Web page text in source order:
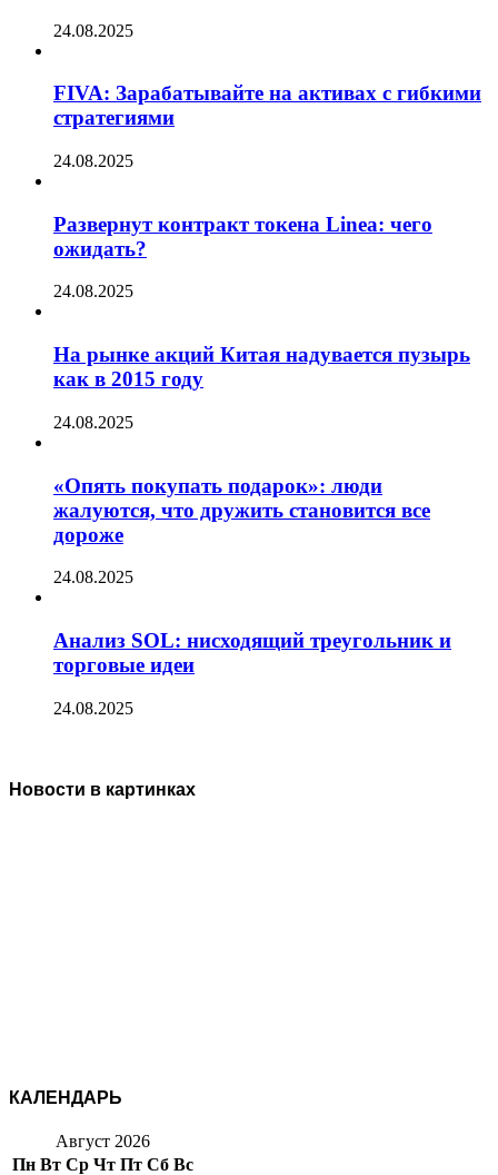
24.08.2025
FIVA: Зарабатывайте на активах с гибкими
стратегиями
24.08.2025
Развернут контракт токена Linea: чего
ожидать?
24.08.2025
На рынке акций Китая надувается пузырь
как в 2015 году
24.08.2025
«Опять покупать подарок»: люди
жалуются, что дружить становится все
дороже
24.08.2025
Анализ SOL: нисходящий треугольник и
торговые идеи
24.08.2025
Новости в картинках
КАЛЕНДАРЬ
Август 2026
Пн Вт Ср Чт Пт Сб Вс